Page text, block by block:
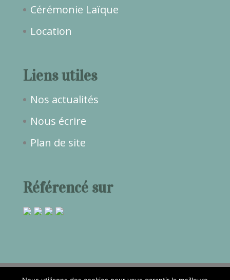
Cérémonie Laïque
Location
Liens utiles
Nos actualités
Nous écrire
Plan de site
Référencé sur